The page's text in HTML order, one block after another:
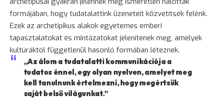
formájában, hogy tudatalattink üzeneteit közvetítsék felénk.
Ezek az archetipikus alakok egyetemes emberi
tapasztalatokat és mintázatokat jelenítenek meg, amelyek
kultúráktól függetlenül hasonló formában léteznek.
„Az álom a tudatalatti kommunikációja a
tudatos énnel, egy olyan nyelven, amelyet meg
kell tanulnunk értelmezni, hogy megértsük
saját belső világunkat.”